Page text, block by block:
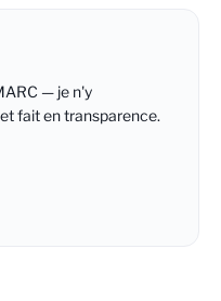
— je n'y
fait en transparence.